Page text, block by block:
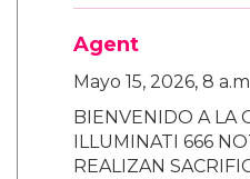
Agent
Mayo 15, 2026, 8
BIENVENIDO A LA
ILLUMINATI 666
REALIZAN